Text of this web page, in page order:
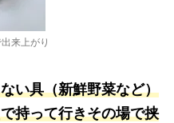
来上がり
い具（新鮮野菜など）
持って行きその場で挟